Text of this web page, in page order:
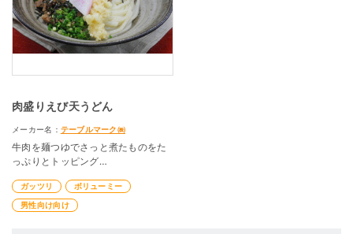
肉盛りえび天うどん
メーカー名： テーブルマーク㈱
牛肉を麺つゆでさっと煮たものをた
っぷりとトッピング
ガッツリ
ボリューミー
男性向け向け